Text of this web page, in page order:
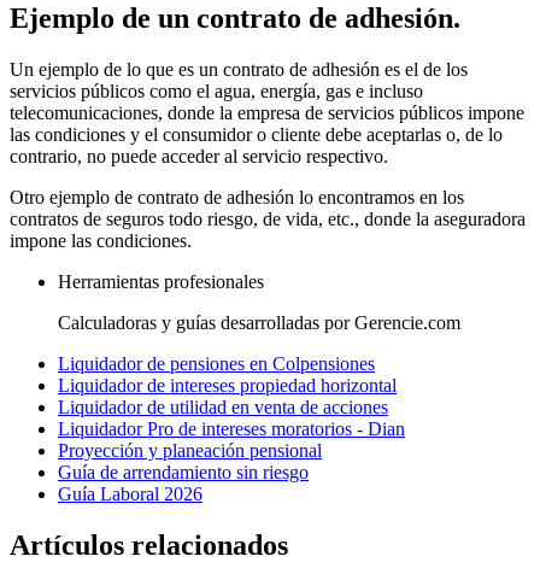
Ejemplo de un contrato de adhesión.
Un ejemplo de lo que es un contrato de adhesión es el de los
servicios públicos como el agua, energía, gas e incluso
telecomunicaciones, donde la empresa de servicios públicos impone
las condiciones y el consumidor o cliente debe aceptarlas o, de lo
contrario, no puede acceder al servicio respectivo.
Otro ejemplo de contrato de adhesión lo encontramos en los
contratos de seguros todo riesgo, de vida, etc., donde la aseguradora
impone las condiciones.
Herramientas profesionales
Calculadoras y guías desarrolladas por Gerencie.com
Liquidador de pensiones en Colpensiones
Liquidador de intereses propiedad horizontal
Liquidador de utilidad en venta de acciones
Liquidador Pro de intereses moratorios - Dian
Proyección y planeación pensional
Guía de arrendamiento sin riesgo
Guía Laboral 2026
Artículos relacionados